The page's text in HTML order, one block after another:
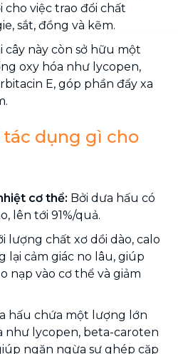
cho việc trao đổi chất
sắt, đồng và kẽm.
cây này còn sở hữu một
oxy hóa như lycopen,
E, góp phần đẩy xa
tác dụng gì cho
cơ thể: Bởi dưa hấu có
lên tới 91%/quả.
lượng chất xơ dồi dào, calo
lại cảm giác no lâu, giúp
nạp vào cơ thể và giảm
hấu chứa một lượng lớn
như lycopen, beta-caroten
ngăn ngừa sự ghép cặp